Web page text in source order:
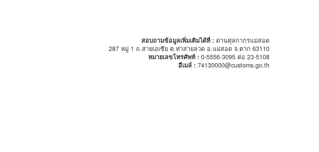
สอบถามข้อมูลเพิ่มเติมได้ที่ : ด่านศุลกากรแม่สอด
287 หมู่ 1 ถ.สายเอเซีย ต.ท่าสายลวด อ.แม่สอด จ.ตาก 63110
หมายเลขโทรศัพท์ : 0-5556-3095 ต่อ 23-5108
อีเมล์ : 74130000@customs.go.th